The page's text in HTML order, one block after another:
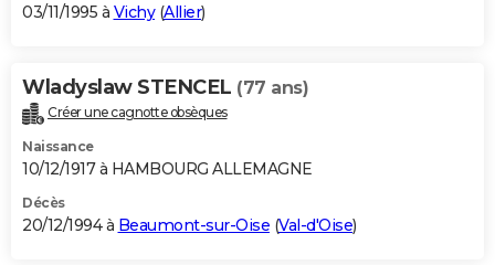
03/11/1995 à Vichy(Allier)
Wladyslaw STENCEL (77 ans)
Créer une cagnotte obsèques
Naissance
10/12/1917 à HAMBOURG ALLEMAGNE
Décès
20/12/1994 à Beaumont-sur-Oise (Val-d'Oise)